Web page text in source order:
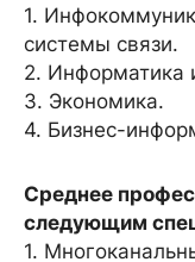
1.
системы связи.
2. Информатика
3. Экономика.
4. Бизнес-
Среднее
следующим
1.